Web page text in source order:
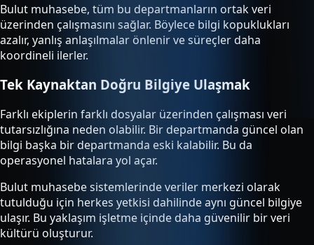
Bulut muhasebe, tüm bu departmanların ortak veri
üzerinden çalışmasını sağlar. Böylece bilgi kopuklukları
azalır, yanlış anlaşılmalar önlenir ve süreçler daha
koordineli ilerler.
Tek Kaynaktan Doğru Bilgiye Ulaşmak
Farklı ekiplerin farklı dosyalar üzerinden çalışması veri
tutarsızlığına neden olabilir. Bir departmanda güncel olan
bilgi başka bir departmanda eski kalabilir. Bu da
operasyonel hatalara yol açar.
Bulut muhasebe sistemlerinde veriler merkezi olarak
tutulduğu için herkes yetkisi dahilinde aynı güncel bilgiye
ulaşır. Bu yaklaşım işletme içinde daha güvenilir bir veri
kültürü oluşturur.